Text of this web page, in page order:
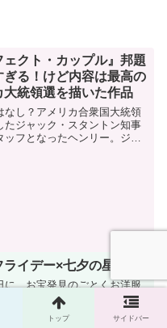
ェクト・カップル』邦題
ぎる！けど内容は最高の
大統領選を描いた作品
なし？アメリカ合衆国大統領
たジャック・スタントン知事
ッフとなったヘンリー。ジャ
イデー×七夕の星空
に、お宝発見のごとくお洋服
ていき、Moviegoer Shopのメ
様にそのピックアップお洋服
ットできるクーポンコードを
トップ サイドバー